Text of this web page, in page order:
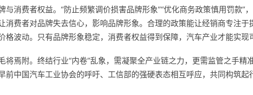
与消费者权益。“防止频繁调价损害品牌形象”“优化商务政策慎用罚款”
消费者对品牌失去信心，影响品牌形象。合理的政策能让经销商专注于
格波动。只有品牌形象稳定，消费者权益得到保障，汽车产业才能实现
将焉附。终结行业“内卷”乱象，需凝聚全产业链之力，更需监管之手精
前中国汽车工业协会的呼吁、工信部的强硬表态相互呼应，共同构筑起